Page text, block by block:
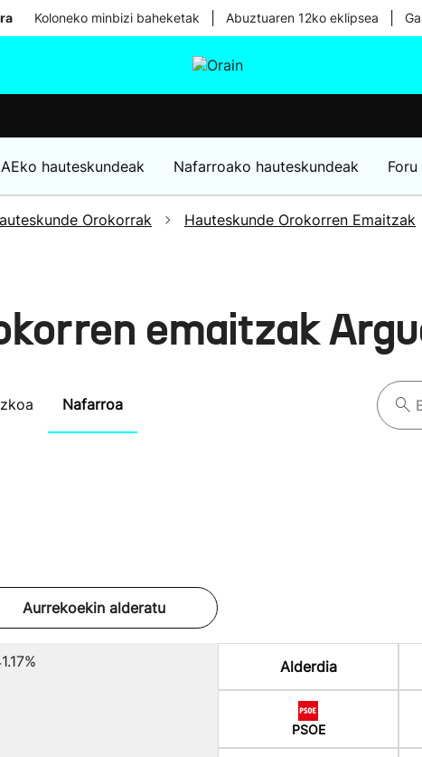
Koloneko minbizi baheketak Abuztuaren 12ko eklipsea
hauteskundeak Nafarroako hauteskundeak
Orokorrak Hauteskunde Orokorren Emaitzak
emaitzak
Nafarroa
Aurrekoekin alderatu
Alderdia
PSOE